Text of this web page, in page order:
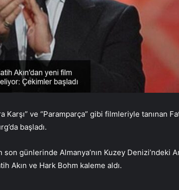
Karşı” ve “Paramparça” gibi filmleriyle tanınan
başladı.
son günlerinde Almanya’nın Kuzey Denizi’ndeki
Akın ve Hark Bohm kaleme aldı.